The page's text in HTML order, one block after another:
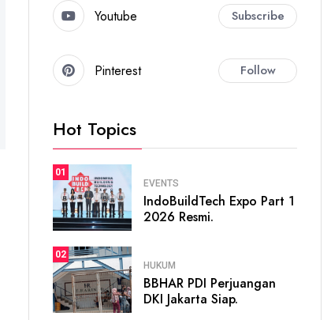
Youtube Subscribe
Pinterest Follow
Hot Topics
01
EVENTS
IndoBuildTech Expo Part 1
2026 Resmi.
02
HUKUM
BBHAR PDI Perjuangan
DKI Jakarta Siap.